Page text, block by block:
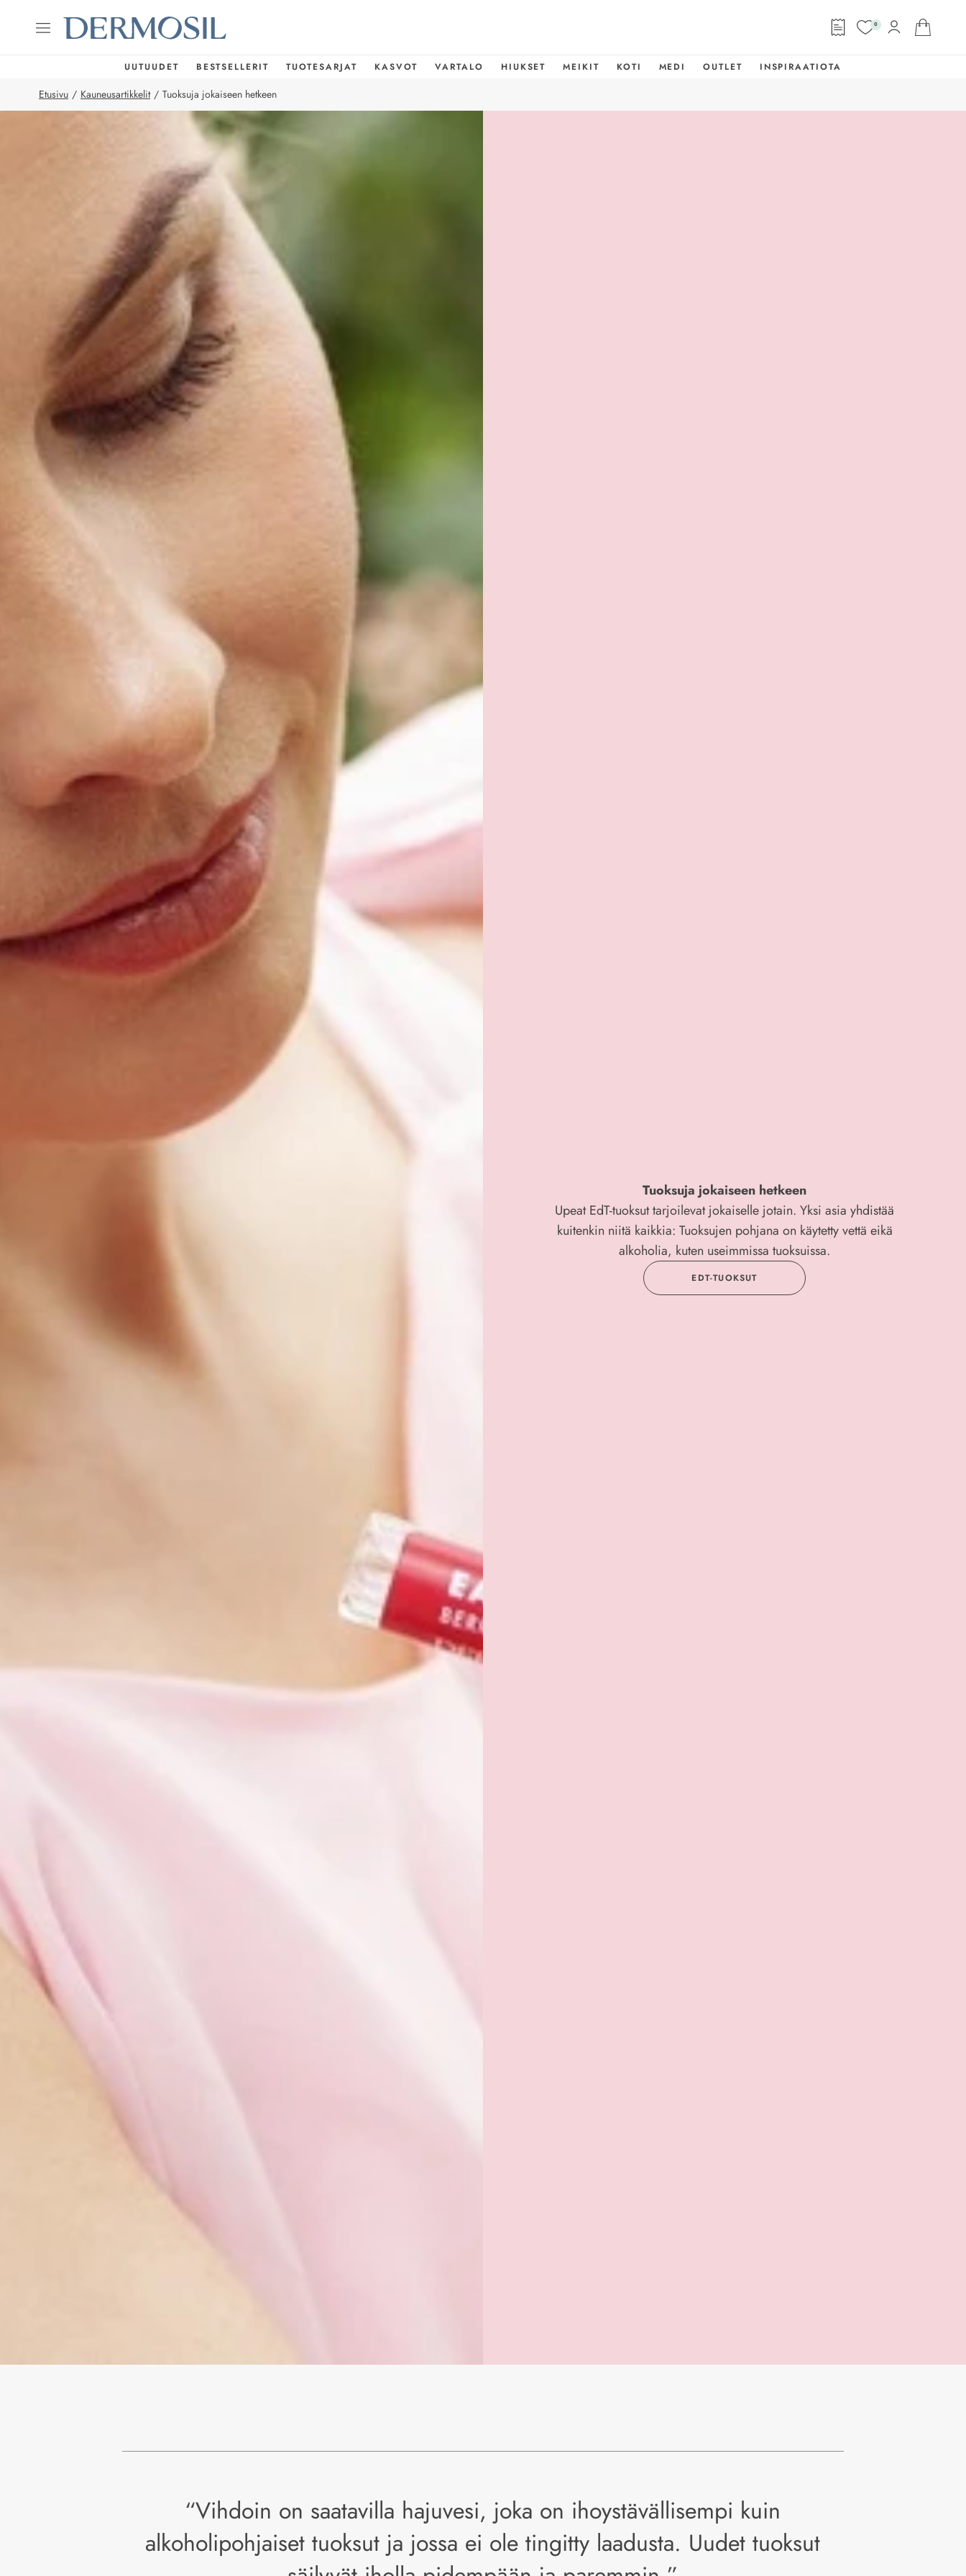
0
UUTUUDET BESTSELLERIT TUOTESARJAT KASVOT VARTALO HIUKSET MEIKIT KOTI MEDI OUTLET INSPIRAATIOTA
Etusivu / Kauneusartikkelit / Tuoksuja jokaiseen hetkeen
Tuoksuja jokaiseen hetkeen
Upeat EdT-tuoksut tarjoilevat jokaiselle jotain. Yksi asia yhdistää
kuitenkin niitä kaikkia: Tuoksujen pohjana on käytetty vettä eikä
alkoholia, kuten useimmissa tuoksuissa.
EDT-TUOKSUT
“Vihdoin on saatavilla hajuvesi, joka on ihoystävällisempi kuin
alkoholipohjaiset tuoksut ja jossa ei ole tingitty laadusta. Uudet tuoksut